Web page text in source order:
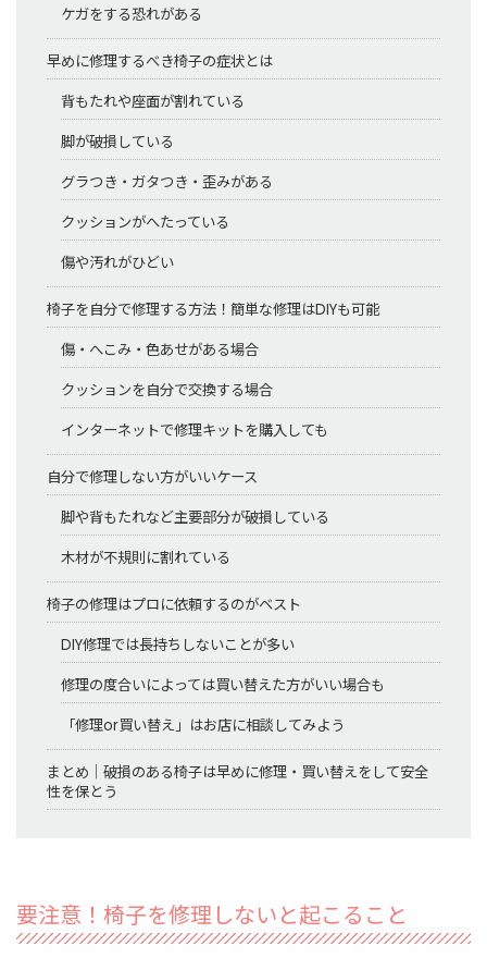
ケガをする恐れがある
早めに修理するべき椅子の症状とは
背もたれや座面が割れている
脚が破損している
グラつき・ガタつき・歪みがある
クッションがへたっている
傷や汚れがひどい
椅子を自分で修理する方法！簡単な修理はDIYも可能
傷・へこみ・色あせがある場合
クッションを自分で交換する場合
インターネットで修理キットを購入しても
自分で修理しない方がいいケース
脚や背もたれなど主要部分が破損している
木材が不規則に割れている
椅子の修理はプロに依頼するのがベスト
DIY修理では長持ちしないことが多い
修理の度合いによっては買い替えた方がいい場合も
「修理or買い替え」はお店に相談してみよう
まとめ｜破損のある椅子は早めに修理・買い替えをして安全
性を保とう
要注意！椅子を修理しないと起こること